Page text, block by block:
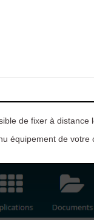
de fixer à
équipement de